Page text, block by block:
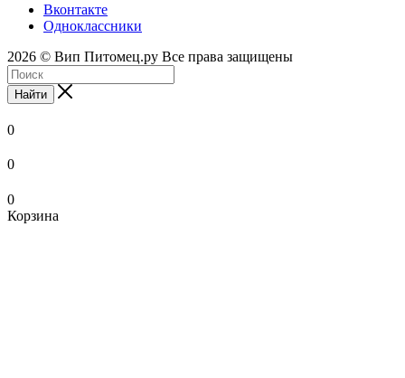
Вконтакте
Одноклассники
2026 © Вип Питомец.ру Все права защищены
Найти
0
0
0
Корзина